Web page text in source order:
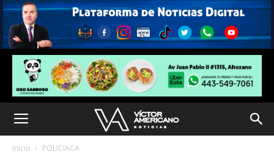
Inicio POLICIACA